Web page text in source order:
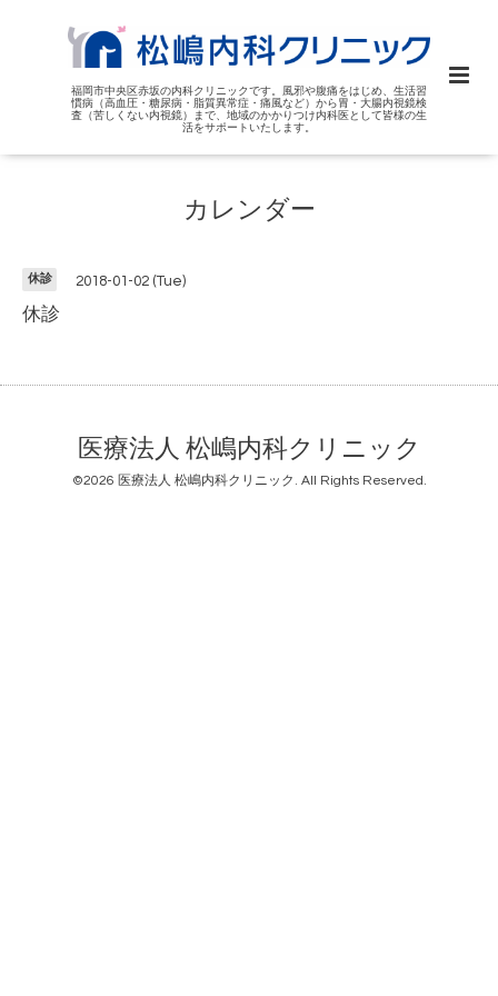
福岡市中央区赤坂の内科クリニックです。風邪や腹痛をはじめ、生活習
慣病（高血圧・糖尿病・脂質異常症・痛風など）から胃・大腸内視鏡検
査（苦しくない内視鏡）まで、地域のかかりつけ内科医として皆様の生
活をサポートいたします。
カレンダー
休診 2018-01-02 (Tue)
休診
医療法人 松嶋内科クリニック
©2026 医療法人 松嶋内科クリニック . All Rights Reserved.